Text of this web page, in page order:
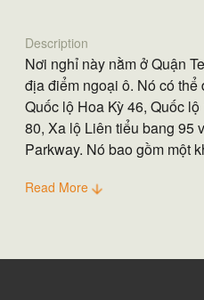
Description
Nơi nghỉ này nằm ở Quận
địa điểm ngoại ô. Nó có
Quốc lộ Hoa Kỳ 46, Quốc
80, Xa lộ Liên tiểu bang 95
Parkway. Nó bao gồm một
cửa bến tàu và được phun
Read More